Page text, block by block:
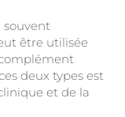
souvent
être utilisée
deux types est
et de la